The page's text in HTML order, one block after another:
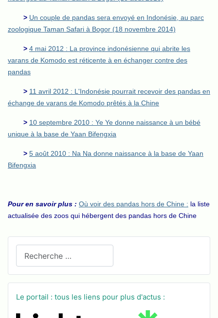
Le portail : tous les liens pour plus d'actus :
> Un couple de pandas sera envoyé en Indonésie, au parc
zoologique Taman Safari à Bogor (18 novembre 2014)
> 4 mai 2012 : La province indonésienne qui abrite les
varans de Komodo est réticente à en échanger contre des
pandas
> 11 avril 2012 : L'Indonésie pourrait recevoir des pandas en
échange de varans de Komodo prêtés à la Chine
> 10 septembre 2010 : Ye Ye donne naissance à un bébé
unique à la base de Yaan Bifengxia
> 5 août 2010 : Na Na donne naissance à la base de Yaan
Bifengxia
Pour en savoir plus : Où voir des pandas hors de Chine : la liste
actualisée des zoos qui hébergent des pandas hors de Chine